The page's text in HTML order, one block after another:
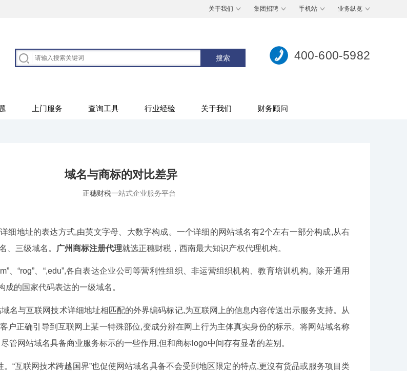
关于我们 集团招聘 手机站 业务纵览
400-600-5982
上门服务 查询工具 行业经验 关于我们 财务顾问
域名与商标的对比差异
正穗财税一站式企业服务平台
细地址的表达方式,由英文字母、大数字构成。一个详细的网站域名有2个左右一部分构成,从右
、三级域名。
广州商标注册代理就选正穗财税，西南最大知识产权代理机构。
、“rog”、“,edu”,各自表达企业公司等营利性组织、非运营组织机构、教育培训机构。除开通用
的国家代码表达的一级域名。
名与互联网技术详细地址相匹配的外界编码标记,为互联网上的信息内容传送出示服务支持。从
户正确引导到互联网上某一特殊部位,变成分辨在网上行为主体真实身份的标示。将网站域名称
管网站域名具备商业服务标示的一些作用,但和商标logo中间存有显著的差别。
“互联网技术跨越国界”也促使网站域名具备不会受到地区限定的特点,更沒有货品或服务项目类